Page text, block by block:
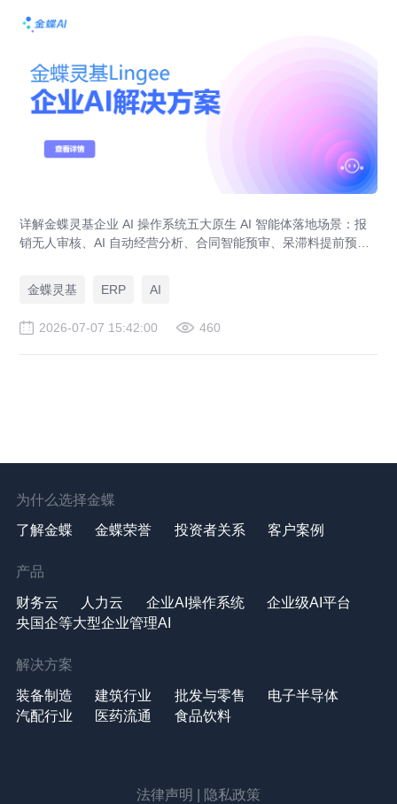
详解金蝶灵基企业 AI 操作系统五大原生 AI 智能体落地场景：报
销无人审核、AI 自动经营分析、合同智能预审、呆滞料提前预
金蝶灵基
ERP AI
2026-07-07 15:42:00 460
为什么选择金蝶
了解金蝶 金蝶荣誉 投资者关系 客户案例
产品
财务云 人力云 企业AI操作系统
企业级AI平台
央国企等大型企业管理AI
解决方案
装备制造 建筑行业 批发与零售
电子半导体
汽配行业
医药流通 食品饮料
法律声明 隐私政策